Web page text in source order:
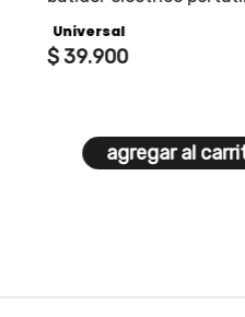
Universal
$39.900
agregar al